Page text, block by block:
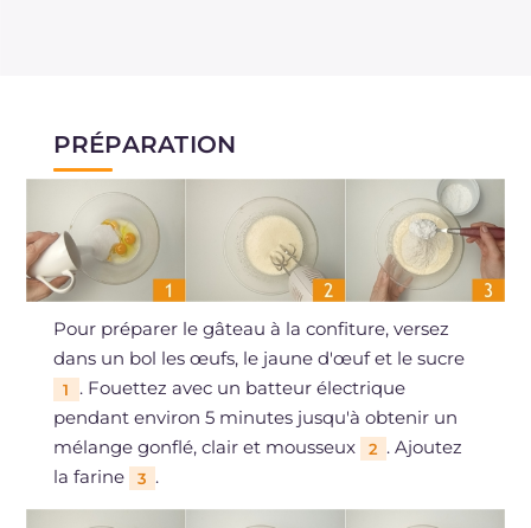
PRÉPARATION
Pour préparer le gâteau à la confiture, versez
dans un bol les œufs, le jaune d'œuf et le sucre
1
. Fouettez avec un batteur électrique
pendant environ 5 minutes jusqu'à obtenir un
mélange gonflé, clair et mousseux
2 . Ajoutez
la farine
3 .